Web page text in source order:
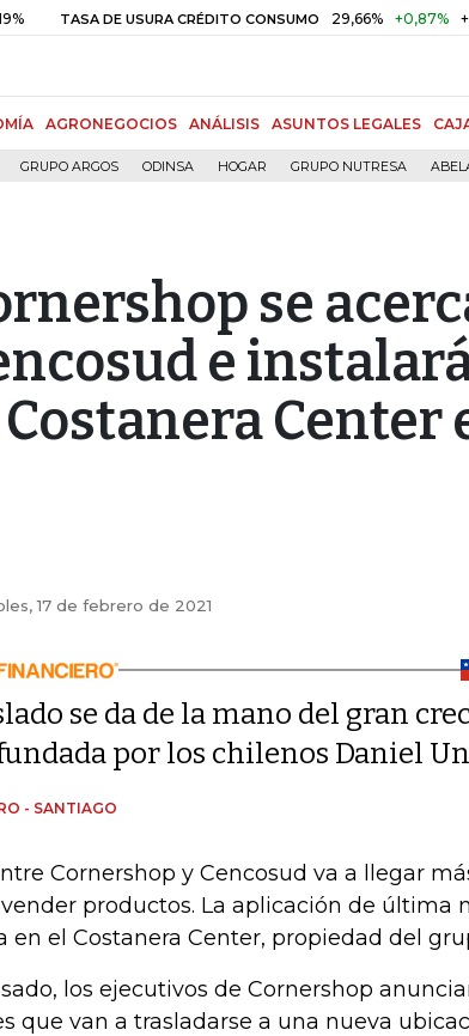
DE USURA CRÉDITO CONSUMO 29,66% +0,87% +3,02%
AGRONEGOCIOS ANÁLISIS ASUNTOS LEGALES
GRUPO ARGOS ODINSA HOGAR GRUPO NUTRESA
se
e
Center
17 de febrero de 2021
se da de la mano del gran
por los chilenos Daniel
- SANTIAGO
Cornershop y Cencosud va a llegar
productos. La aplicación de última
en el Costanera Center, propiedad del
los ejecutivos de Cornershop
que van a trasladarse a una nueva